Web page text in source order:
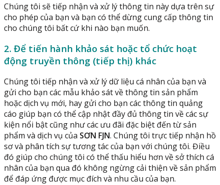
Chúng tôi sẽ tiếp nhận và xử lý thông tin này dựa trên sự
cho phép của bạn và bạn có thể dừng cung cấp thông tin
cho chúng tôi bất cứ khi nào bạn muốn.
2. Để tiến hành khảo sát hoặc tổ chức hoạt
động truyền thông (tiếp thị) khác
Chúng tôi tiếp nhận và xử lý dữ liệu cá nhân của bạn và
gửi cho bạn các mẫu khảo sát về thông tin sản phẩm
hoặc dịch vụ mới, hay gửi cho bạn các thông tin quảng
cáo giúp bạn có thể cập nhật đầy đủ thông tin về các sự
kiện nổi bật cũng như các ưu đãi đặc biệt đến từ sản
phẩm và dịch vụ của SƠN FJN. Chúng tôi trực tiếp nhận hồ
sơ và phân tích sự tương tác của bạn với chúng tôi. Điều
đó giúp cho chúng tôi có thể thấu hiểu hơn về sở thích cá
nhân của bạn qua đó không ngừng cải thiện về sản phẩm
để đáp ứng được mục đích và nhu cầu của bạn.